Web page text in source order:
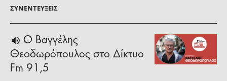
ΣΥΝΕΝΤΕΎΞΕΙΣ
Ο Βαγγέλης
Θεοδωρόπουλος στο Δίκτυο
Fm 91,5